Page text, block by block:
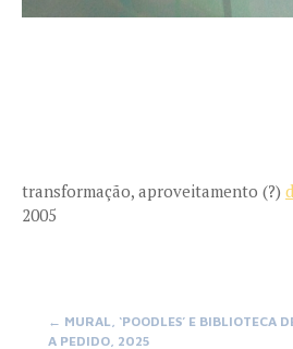
transformação, aproveitamento (?)
2005
Post
← MURAL, ‘POODLES’ E BIBLIOTECA
A PEDIDO, 2025